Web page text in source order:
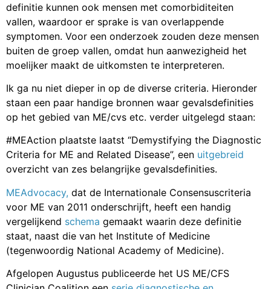
definitie kunnen ook mensen met comorbiditeiten
vallen, waardoor er sprake is van overlappende
symptomen. Voor een onderzoek zouden deze mensen
buiten de groep vallen, omdat hun aanwezigheid het
moelijker maakt de uitkomsten te interpreteren.
Ik ga nu niet dieper in op de diverse criteria. Hieronder
staan een paar handige bronnen waar gevalsdefinities
op het gebied van ME/cvs etc. verder uitgelegd staan:
#MEAction plaatste laatst “Demystifying the Diagnostic
Criteria for ME and Related Disease”, een uitgebreid
overzicht van zes belangrijke gevalsdefinities.
MEAdvocacy, dat de Internationale Consensuscriteria
voor ME van 2011 onderschrijft, heeft een handig
vergelijkend schema gemaakt waarin deze definitie
staat, naast die van het Institute of Medicine
(tegenwoordig National Academy of Medicine).
Afgelopen Augustus publiceerde het US ME/CFS